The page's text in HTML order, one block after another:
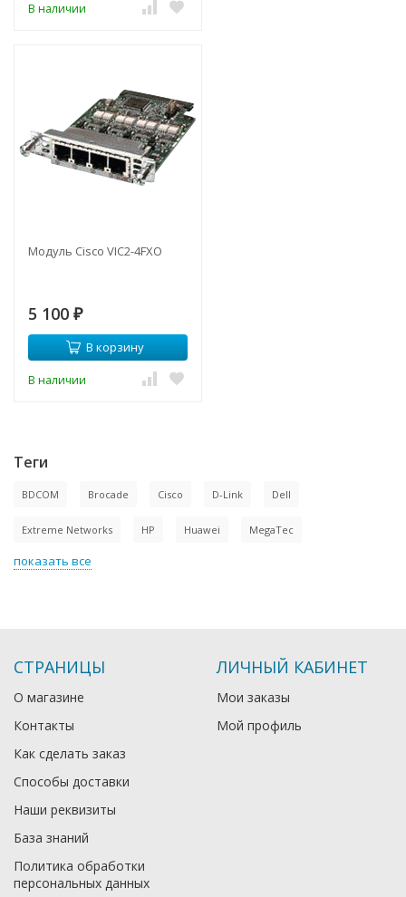
В наличии
Модуль Cisco VIC2-4FXO
5 100 ₽
В корзину
В наличии
Теги
BDCOM Brocade Cisco D-Link Dell
Extreme Networks HP Huawei MegaTec
показать все
СТРАНИЦЫ
О магазине
Контакты
Как сделать заказ
Способы доставки
Наши реквизиты
База знаний
Политика обработки
персональных данных
ЛИЧНЫЙ КАБИНЕТ
Мои заказы
Мой профиль